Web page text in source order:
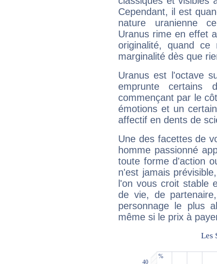
Cependant, il est
nature uranienne
Uranus rime en effet
originalité, quand ce
marginalité dès que
Uranus est l'octave
emprunte
commençant par le
émotions et un
affectif en dents de
Une des facettes de
homme passionné
toute forme d'action
n'est jamais
l'on vous croit stable
de vie, de
personnage le plus
même si le prix à